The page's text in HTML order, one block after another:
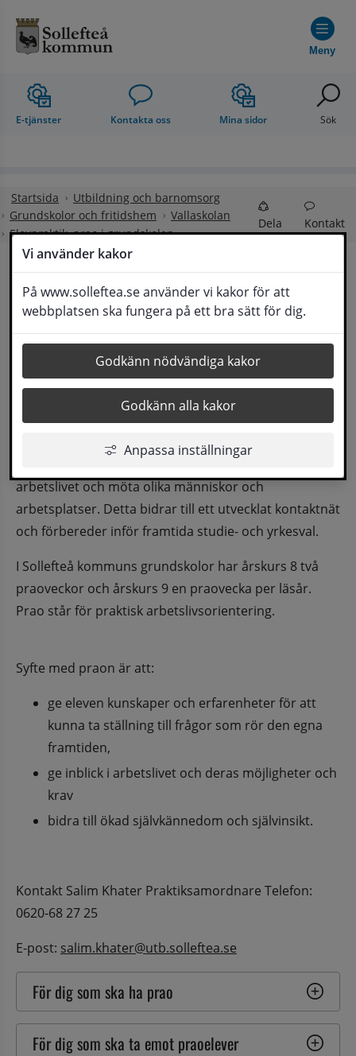
Vi använder kakor
På www.solleftea.se använder vi kakor för att
webbplatsen ska fungera på ett bra sätt för dig.
Godkänn nödvändiga kakor
Godkänn alla kakor
Anpassa inställningar
Meny
E-tjänster Kontakta oss Mina sidor Sök
Startsida
Utbildning och barnomsorg
Grundskolor och fritidshem
Vallaskolan
Elevpraktik, prao i grundskolan
Dela Kontakt
Elevpraktik, prao i
grundskolan
Vår omvärld förändras i allt snabbare takt och
skolan måste följa med i denna utveckling för
att förbereda eleverna inför det kommande
arbetslivet och möta olika människor och
arbetsplatser. Detta bidrar till ett utvecklat kontaktnät
och förbereder inför framtida studie- och yrkesval.
I Sollefteå kommuns grundskolor har årskurs 8 två
praoveckor och årskurs 9 en praovecka per läsår.
Prao står för praktisk arbetslivsorientering.
Syfte med praon är att:
ge eleven kunskaper och erfarenheter för att
kunna ta ställning till frågor som rör den egna
framtiden,
ge inblick i arbetslivet och deras möjligheter och
krav
bidra till ökad självkännedom och självinsikt.
Kontakt Salim Khater Praktiksamordnare Telefon:
0620-68 27 25
E-post: salim.khater@utb.solleftea.se
För dig som ska ha prao
För dig som ska ta emot praoelever